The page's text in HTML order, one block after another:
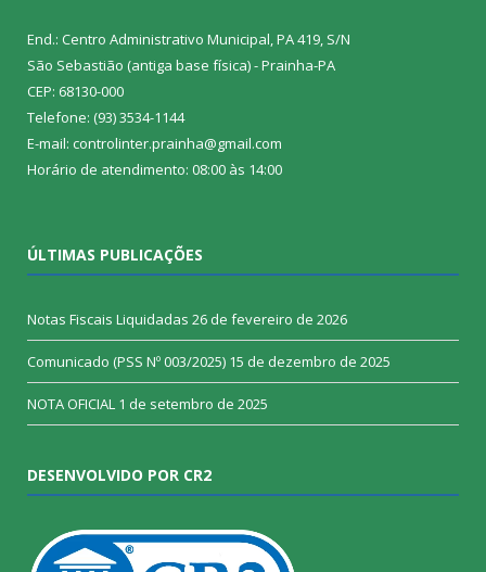
End.: Centro Administrativo Municipal, PA 419, S/N
São Sebastião (antiga base física) - Prainha-PA
CEP: 68130-000
Telefone: (93) 3534-1144
E-mail: controlinter.prainha@gmail.com
Horário de atendimento: 08:00 às 14:00
ÚLTIMAS PUBLICAÇÕES
Notas Fiscais Liquidadas 26 de fevereiro de 2026
Comunicado (PSS Nº 003/2025) 15 de dezembro de 2025
NOTA OFICIAL 1 de setembro de 2025
DESENVOLVIDO POR CR2